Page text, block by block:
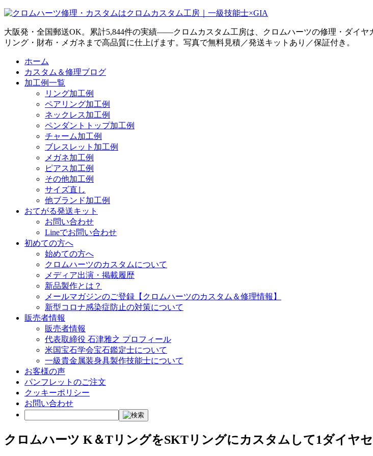
大阪発・全国郵送OK。累計5,844件の実績——クロムカスタム工房は、クロムハーツの修理・ダイヤ
リング・財布・メガネまで高品質に仕上げます。写真で無料見積／発送キットあり／保証付き。
ホーム
カスタム＆修理ブログ
加工例一覧
リング加工例
ペアリング加工例
ネックレス加工例
ペンダントトップ加工例
チャーム加工例
ブレスレット加工例
メガネ加工例
ピアス加工例
その他加工例
サイズ直し
他ブランド加工例
おてがる発送キット
お問い合わせ
Lineでお問い合わせ
初めての方へ
始めての方へ
クロムハーツのカスタムについて
メディア出演・掲載履歴
新品製作とは？
メールマガジンのご登録【クロムハーツのカスタム＆修理情報】
新型コロナ感染症防止の対策について
販売者情報
販売者情報
代表取締役 石津雅之 プロフィール
米国宝石学会宝石鑑定士について
一級貴金属装身具製作技能士について
お客様の声
パンフレットのご注文
クッキーポリシー
お問い合わせ
クロムハーツ K＆TリングをSKTリングにカスタムして1ダイヤ